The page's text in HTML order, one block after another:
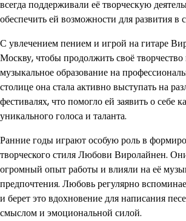
всегда поддерживали её творческую
обеспечить ей возможности для развития в
С увлечением пением и игрой на гитаре
Москву, чтобы продолжить своё
музыкальное образование на
столице она стала активно выступать на
фестивалях, что помогло ей заявить о себе
уникального голоса и таланта.
Ранние годы играют особую роль в
творческого стиля Любови Виролайнен.
огромный опыт работы и влияли на её
предпочтения. Любовь регулярно
и берет это вдохновение для написания
смыслом и эмоциональной силой.